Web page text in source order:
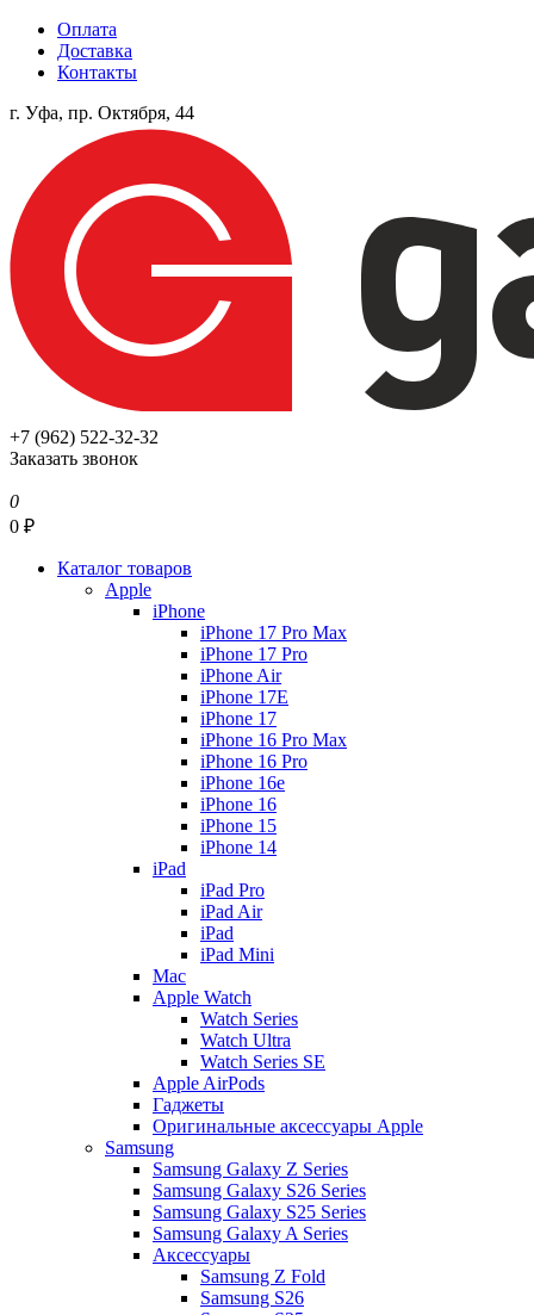
Оплата
Доставка
Контакты
г. Уфа, пр. Октября, 44
+7 (962) 522-32-32
Заказать звонок
0
0 ₽
Каталог товаров
Apple
iPhone
iPhone 17 Pro Max
iPhone 17 Pro
iPhone Air
iPhone 17E
iPhone 17
iPhone 16 Pro Max
iPhone 16 Pro
iPhone 16e
iPhone 16
iPhone 15
iPhone 14
iPad
iPad Pro
iPad Air
iPad
iPad Mini
Mac
Apple Watch
Watch Series
Watch Ultra
Watch Series SE
Apple AirPods
Гаджеты
Оригинальные аксессуары Apple
Samsung
Samsung Galaxy Z Series
Samsung Galaxy S26 Series
Samsung Galaxy S25 Series
Samsung Galaxy A Series
Аксессуары
Samsung Z Fold
Samsung S26